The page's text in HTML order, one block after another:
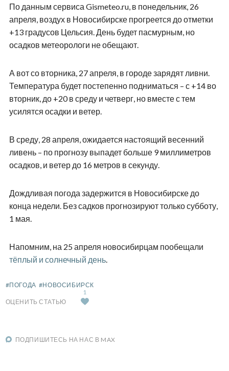
По данным сервиса Gismeteo.ru, в понедельник, 26
апреля, воздух в Новосибирске прогреется до отметки
+13 градусов Цельсия. День будет пасмурным, но
осадков метеорологи не обещают.
А вот со вторника, 27 апреля, в городе зарядят ливни.
Температура будет постепенно подниматься – с +14 во
вторник, до +20 в среду и четверг, но вместе с тем
усилятся осадки и ветер.
В среду, 28 апреля, ожидается настоящий весенний
ливень – по прогнозу выпадет больше 9 миллиметров
осадков, и ветер до 16 метров в секунду.
Дождливая погода задержится в Новосибирске до
конца недели. Без садков прогнозируют только субботу,
1 мая.
Напомним, на 25 апреля новосибирцам пообещали
тёплый и солнечный день.
#ПОГОДА #НОВОСИБИРСК
ОЦЕНИТЬ СТАТЬЮ
1
ПОДПИШИТЕСЬ НА НАС В MAX